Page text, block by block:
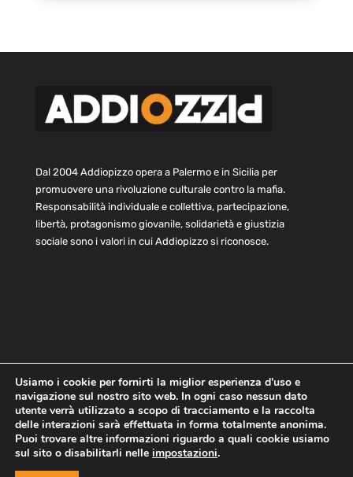
Dal 2004 Addiopizzo opera a Palermo e in Sicilia per
promuovere una rivoluzione culturale contro la mafia.
Responsabilità individuale e collettiva, partecipazione,
libertà, protagonismo giovanile, solidarietà e giustizia
sociale sono i valori in cui Addiopizzo si riconosce.
Home Statuto e bilancio
Contatti
Privacy
Cookie Child Protection Policy
Copyright © 2021 AddioPizzo | Tutti i diritti riservati | Sede
Usiamo i cookie per fornirti la miglior esperienza d'uso e
navigazione sul nostro sito web. In ogni caso nessun dato
utente verrà utilizzato a scopo di tracciamento e la raccolta
delle interazioni sarà effettuata in forma totalmente anonima.
Puoi trovare altre informazioni riguardo a quali cookie usiamo
sul sito o disabilitarli nelle impostazioni.